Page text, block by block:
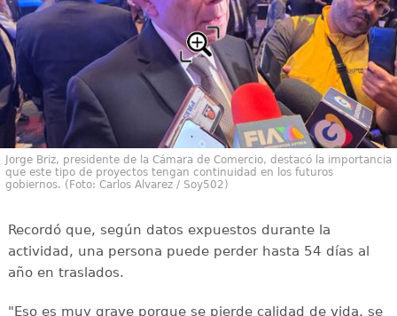
Jorge Briz, presidente de la Cámara de Comercio, destacó la importancia
que este tipo de proyectos tengan continuidad en los futuros
gobiernos. (Foto: Carlos Alvarez / Soy502)
Recordó que, según datos expuestos durante la
actividad, una persona puede perder hasta 54 días al
año en traslados.
"Eso es muy grave porque se pierde calidad de vida, se